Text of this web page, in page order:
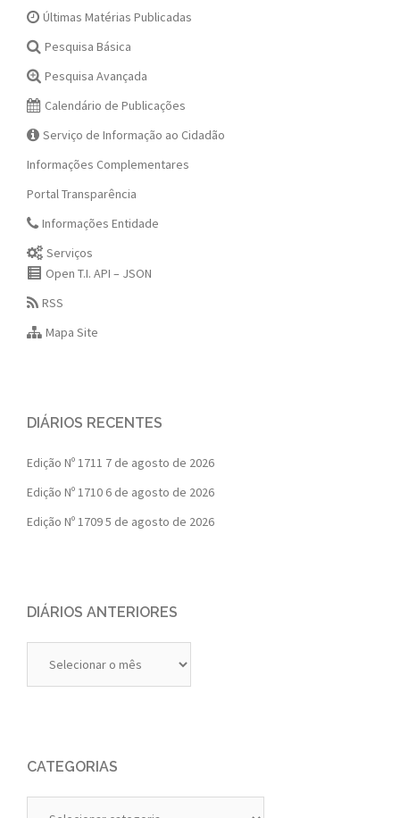
Últimas Matérias Publicadas
Pesquisa Básica
Pesquisa Avançada
Calendário de Publicações
Serviço de Informação ao Cidadão
Informações Complementares
Portal Transparência
Informações Entidade
Serviços
Open T.I. API – JSON
RSS
Mapa Site
DIÁRIOS RECENTES
Edição Nº 1711 7 de agosto de 2026
Edição Nº 1710 6 de agosto de 2026
Edição Nº 17095 de agosto de 2026
DIÁRIOS ANTERIORES
Anteriores
CATEGORIAS